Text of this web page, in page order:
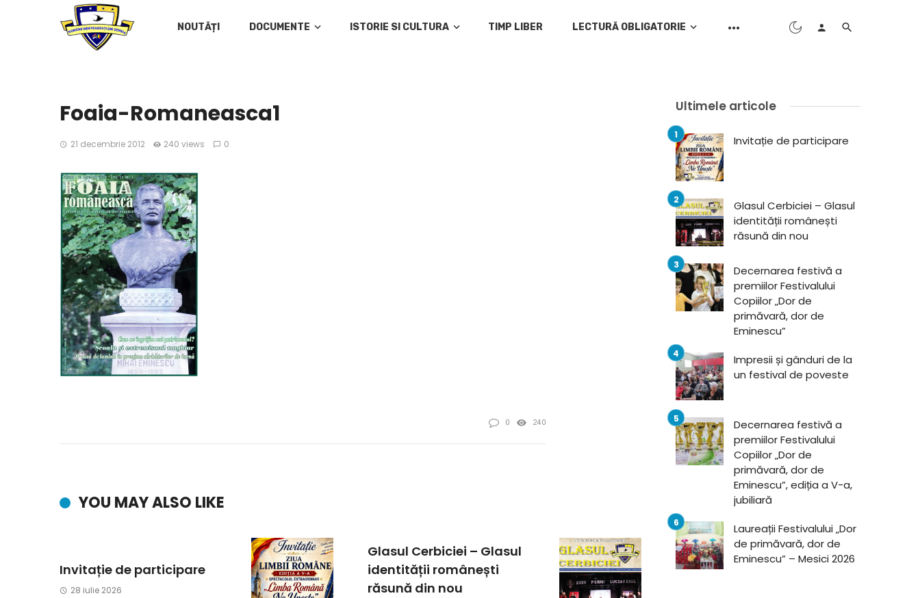
NOUTĂȚI DOCUMENTE ISTORIE SI CULTURA TIMP LIBER LECTURĂ OBLIGATORIE
Foaia-Romaneasca1
21 decembrie 2012 240 views 0
0 240
YOU MAY ALSO LIKE
Invitație de participare
28 iulie 2026
Glasul Cerbiciei – Glasul
identității românești
răsună din nou
Ultimele articole
Invitație de participare
Glasul Cerbiciei – Glasul
identității românești
răsună din nou
Decernarea festivă a
premiilor Festivalului
Copiilor „Dor de
primăvară, dor de
Eminescu”
Impresii și gânduri de la
un festival de poveste
Decernarea festivă a
premiilor Festivalului
Copiilor „Dor de
primăvară, dor de
Eminescu”, ediția a V-a,
jubiliară
Laureații Festivalului „Dor
de primăvară, dor de
Eminescu” – Mesici 2026